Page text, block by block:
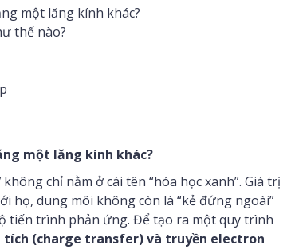
một lăng kính khác?
thế nào?
một lăng kính khác?
không chỉ nằm ở cái tên “hóa học xanh”. Giá trị
họ, dung môi không còn là “kẻ đứng ngoài”
tiến trình phản ứng. Để tạo ra một quy trình
tích (charge transfer) và truyền electron